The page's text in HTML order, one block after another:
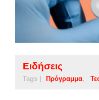
Ειδήσεις
Tags | Πρόγραμμα